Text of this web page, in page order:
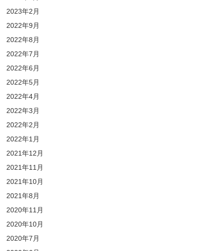
2023年2月
2022年9月
2022年8月
2022年7月
2022年6月
2022年5月
2022年4月
2022年3月
2022年2月
2022年1月
2021年12月
2021年11月
2021年10月
2021年8月
2020年11月
2020年10月
2020年7月